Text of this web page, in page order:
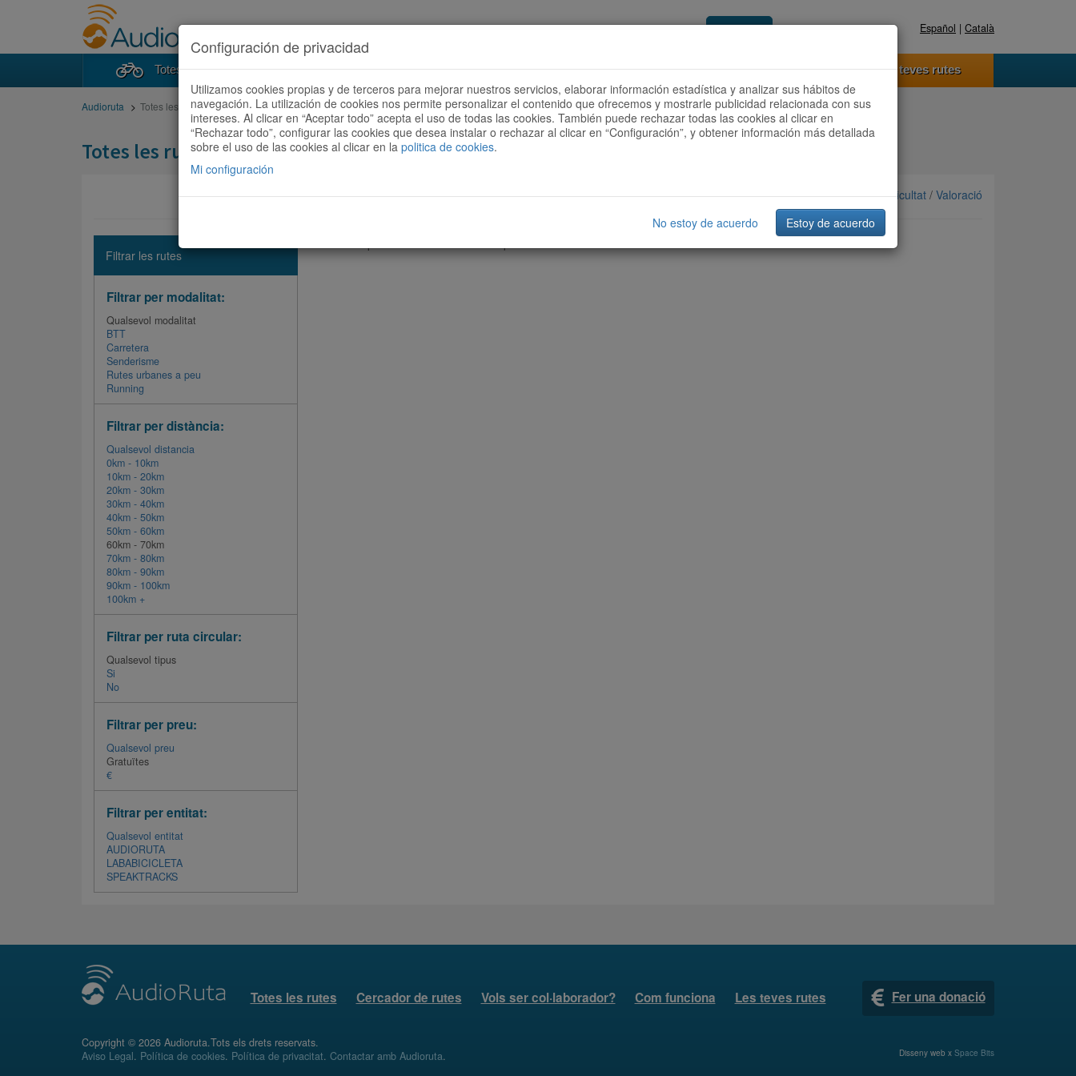
Accedeix Registra't ara Español | Català
Totes les rutes Cercador de rutes Vols ser col·laborador? Com funciona Les teves rutes
Audioruta Totes les rutes
Totes les rutes
Ordenar per: Més recents /Dificultat / Valoració
Filtrar les rutes
Filtrar per modalitat:
Qualsevol modalitat
BTT
Carretera
Senderisme
Rutes urbanes a peu
Running
Filtrar per distància:
Qualsevol distancia
0km - 10km
10km - 20km
20km - 30km
30km - 40km
40km - 50km
50km - 60km
60km - 70km
70km - 80km
80km - 90km
90km - 100km
100km +
Filtrar per ruta circular:
Qualsevol tipus
Si
No
Filtrar per preu:
Qualsevol preu
Gratuïtes
€
Filtrar per entitat:
Qualsevol entitat
AUDIORUTA
LABABICICLETA
SPEAKTRACKS
Totes les rutes Cercador de rutes Vols ser col·laborador? Com funciona Les teves rutes Fer una donació
Copyright © 2026 Audioruta.Tots els drets reservats.
Aviso Legal. Política de cookies. Política de privacitat. Contactar amb Audioruta. Disseny web x Space Bits
Configuración de privacidad
Utilizamos cookies propias y de terceros para mejorar nuestros servicios, elaborar información estadística y analizar sus hábitos de
navegación. La utilización de cookies nos permite personalizar el contenido que ofrecemos y mostrarle publicidad relacionada con sus
intereses. Al clicar en “Aceptar todo” acepta el uso de todas las cookies. También puede rechazar todas las cookies al clicar en
“Rechazar todo”, configurar las cookies que desea instalar o rechazar al clicar en “Configuración”, y obtener información más detallada
sobre el uso de las cookies al clicar en la politica de cookies.
Mi configuración
No estoy de acuerdo Estoy de acuerdo